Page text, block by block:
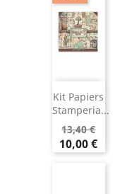
Kit Papiers
Stamperia...
13,40 €
10,00 €